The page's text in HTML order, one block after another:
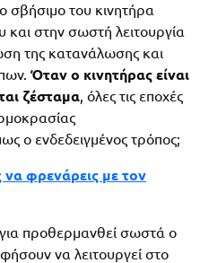
σβήσιμο του κινητήρα
στην σωστή λειτουργία
της κατανάλωσης και
Όταν ο κινητήρας είναι
ζέσταμα, όλες τις εποχές
ο ενδεδειγμένος τρόπος;
φρενάρεις με τον
για προθερμανθεί σωστά ο
να λειτουργεί στο